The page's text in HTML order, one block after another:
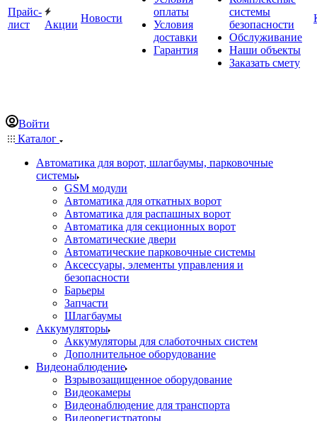
Прайс-
лист
Акции
Новости
оплаты
Условия
доставки
Гарантия
системы
безопасности
Обслуживание
Наши объекты
Заказать смету
Войти
Каталог
Автоматика для ворот, шлагбаумы, парковочные
системы
GSM модули
Автоматика для откатных ворот
Автоматика для распашных ворот
Автоматика для секционных ворот
Автоматические двери
Автоматические парковочные системы
Аксессуары, элементы управления и
безопасности
Барьеры
Запчасти
Шлагбаумы
Аккумуляторы
Аккумуляторы для слаботочных систем
Дополнительное оборудование
Видеонаблюдение
Взрывозащищенное оборудование
Видеокамеры
Видеонаблюдение для транспорта
Видеорегистраторы